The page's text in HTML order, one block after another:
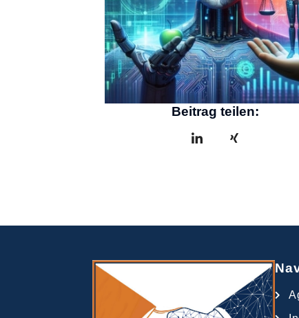
Beitrag teilen: